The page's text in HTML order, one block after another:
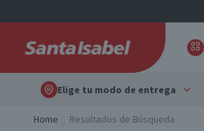
Elige tu modo de entrega
Home Resultados de Búsqueda